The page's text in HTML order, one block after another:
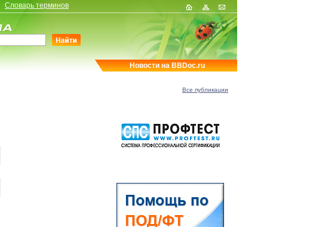
Словарь терминов
Новости на BBDoc.ru
Все публикации